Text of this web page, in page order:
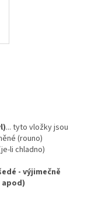
... tyto vložky jsou
(rouno)
li chladno)
- výjimečně